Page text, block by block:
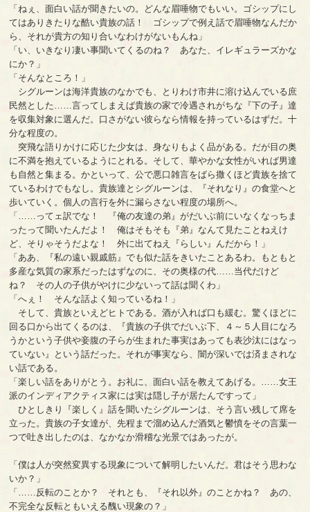
「ねぇ、面白い話が聞きたいの。どんな眉唾物でもいい。ゴシップにし
てはありきたりな酷い貴族の話！ ゴシップで例え話で眉唾物なんだか
ら、それが貴方の知り合いなわけがないもんね」
「い、いきなり凄い事聞いてくるのね？ あなた、イレギュラーズかな
にか？」
「そんなところ！」
シグルーンは海洋貴族のなかでも、とりわけ市井に溶け込んでいる庶
民然とした……言ってしまえば貴族の家で冷遇されがちな『下の子』達
を収集対象に選んだ。口さがない彼らなら情報を持っているはずだ。十
分な程度の。
突飛な語りかけに応じた少女は、身なりもよく品がある。だが目の奥
に不満を抱えているようにとれる。そして、華やかな女性がいれば男達
も自然と集まる。かといって、公で悪口雑言をばら撒くほど貴族を捨て
ているわけでもなし。貴族達とシグルーンは、『それなり』の食堂へと
歩いていく。個人の言行を外に漏らさない程度の場所へ。
「……ってェ訳でな！ 『俺の友達の弟』がだいぶ前にいなくなっちま
ったって聞いたんだよ！ 俺はそもそも『弟』なんて見たことねえけ
ど、そりゃそうだよな！ 外に出てねえ『らしい』んだから！」
「ああ、『私の遠い親戚筋』でも似た話をきいたことあるわ。もともと
多産な気質の家系だったはずなのに、その奥様の代……当代だけど
ね？ その人の子供がやけに少ないって話は聞くわ」
「へぇ！ そんな話よく知っているね！」
そして、貴族といえどヒトである。酒が入れば口も緩む。驚くほどに
回る口から出てくるのは、『貴族の子供でだいぶ下、４～５人目になろ
うかという子供や妾腹の子らが生まれた事実はあっても表沙汰にはなっ
ていない』という話だった。それが事実なら、闇が深いでは済まされな
い話である。
「楽しい話をありがとう。お礼に、面白い話を教えてあげる。……女王
派のインディアクティス家には実は隠し子が居たんですって」
ひとしきり『楽しく』話を聞いたシグルーンは、そう言い残して席を
立った。貴族の子女達が、先程まで溜め込んだ酒気と鬱憤をその言葉一
つで吐き出したのは、なかなか滑稽な光景ではあったが。
「僕は人が突然変異する現象について解明したいんだ。君はそう思わな
いか？」
「……反転のことか？ それとも、『それ以外』のことかね？ あの、
不完全な反転ともいえる醜い現象の？」